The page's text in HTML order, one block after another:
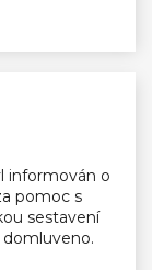
informován o
pomoc s
sestavení
domluveno.